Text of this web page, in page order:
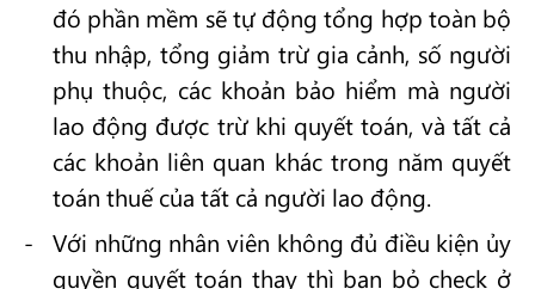
đó phần mềm sẽ tự động tổng hợp toàn bộ
thu nhập, tổng giảm trừ gia cảnh, số người
phụ thuộc, các khoản bảo hiểm mà người
lao động được trừ khi quyết toán, và tất cả
các khoản liên quan khác trong năm quyết
toán thuế của tất cả người lao động.
Với những nhân viên không đủ điều kiện ủy
quyền quyết toán thay thì bạn bỏ check ở